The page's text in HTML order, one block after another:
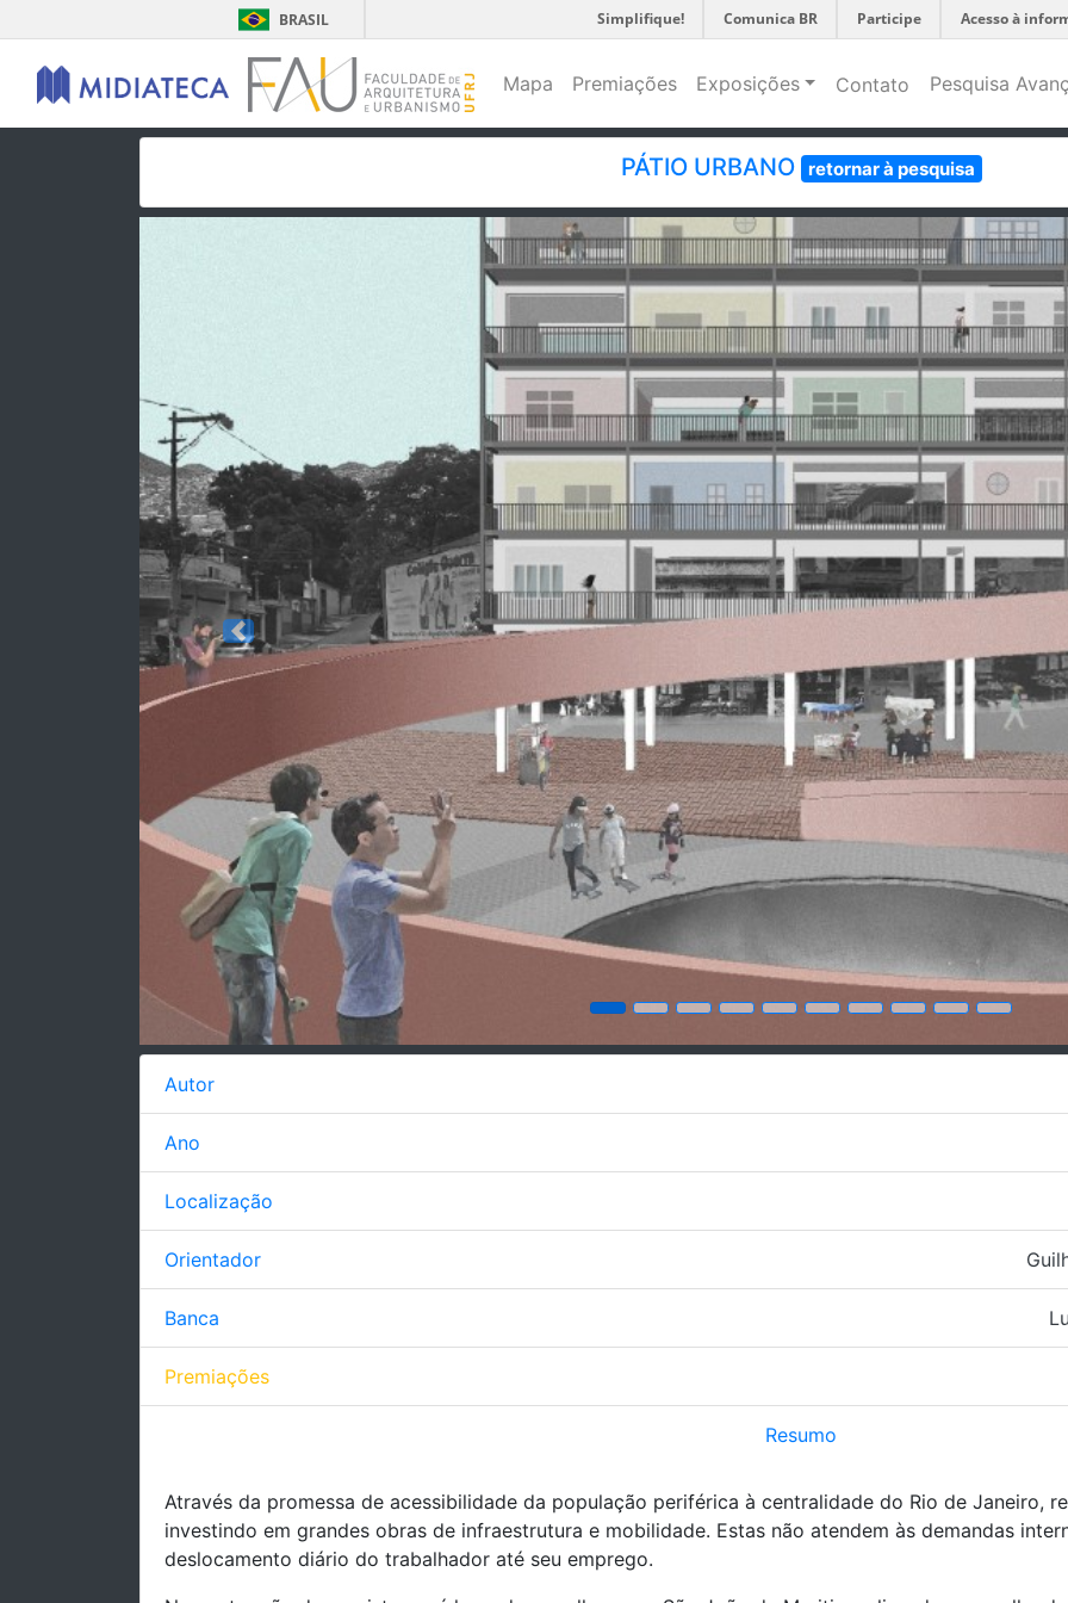
BRASIL Simplifique! Comunica BR Participe Acesso à
Mapa Premiações Exposições Contato Pesquisa
PÁTIO URBANO retornar à pesquisa
Previous
Autor
Ano
Localização
Orientador
Banca
Premiações
Resumo
Através da promessa de acessibilidade da população periférica à centralidade do Rio de Janeiro,
investindo em grandes obras de infraestrutura e mobilidade. Estas não atendem às demandas
deslocamento diário do trabalhador até seu emprego.